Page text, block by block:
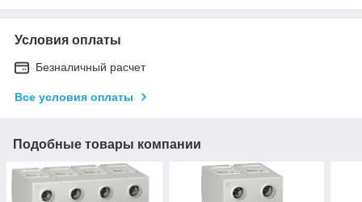
Условия оплаты
Безналичный расчет
Все условия оплаты
Подобные товары компании